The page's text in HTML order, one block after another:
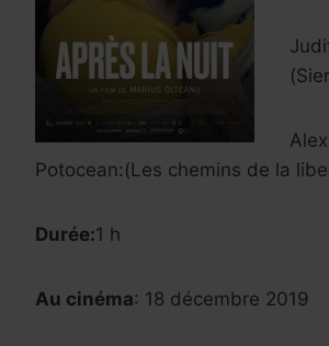
Potocean:(Les chemins de la
Durée:1 h
Au cinéma: 18 décembre 2019